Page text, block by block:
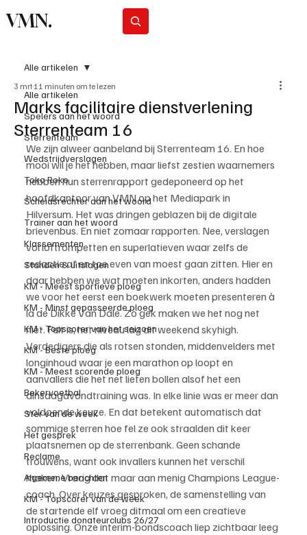
VMN.
Alle artikelen
Spelers aan het woord
Sterrenteam
Wedstrijdverslagen
Toko Roko
Scheidsrechter aan het woord
Trainer aan het woord
Klassementen
Standen & uitslagen
KM - Meest sportieve ploeg
KM - Minst gepasseerde ploeg
KM - Topscorer van het seizoen
KM - Beste ploeg
KM - Meest scorende ploeg
Bekervoetbal
Ster van de week
Het gesprek
Reclame
Algemene berichten
KM - Topscorer van de week
Introductie donateurclubs 26/27
Alle artikelen
Marks facilitaire dienstverlening
Sterrenteam 16
3 mrt 11 minuten om te lezen
We zijn alweer aanbeland bij Sterrenteam 16. En hoe
mooi wil je het hebben, maar liefst zestien waarnemers
hebben hun sterrenrapport gedeponeerd op het
hoofdkantoor van VMN op het Mediapark in
Hilversum. Het was dringen geblazen bij de digitale
brievenbus. En niet zomaar rapporten. Nee, verslagen
vol loftrompetten en superlatieven waar zelfs de
redactie af en toe even van moest gaan zitten. Hier en
daar hebben we wat moeten inkorten, anders hadden
we voor het eerst een boekwerk moeten presenteren à
la de Dikke Van Dale. Zo gek maken we het nog net
niet. Feit is, het niveau lag dit weekend skyhigh.
Verdedigers die als rotsen stonden, middenvelders met
longinhoud waar je een marathon op loopt en
aanvallers die het net lieten bollen alsof het een
dinsdagavondtraining was. In elke linie was er meer dan
voldoende keuze. En dat betekent automatisch dat
sommige sterren hoe fel ze ook straalden dit keer
plaatsnemen op de sterrenbank. Geen schande
trouwens, want ook invallers kunnen het verschil
maken. Vraag dat maar aan menig Champions League-
coach. Over keuzes gesproken, de samenstelling van
de startende elf vroeg ditmaal om een creatieve
oplossing. Onze interim-bondscoach liep zichtbaar leeg